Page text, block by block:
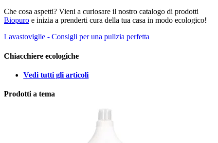
Che cosa aspetti? Vieni a curiosare il nostro catalogo di prodotti
Biopuro e inizia a prenderti cura della tua casa in modo ecologico!
Lavastoviglie - Consigli per una pulizia perfetta
Chiacchiere ecologiche
Vedi tutti gli articoli
Prodotti a tema